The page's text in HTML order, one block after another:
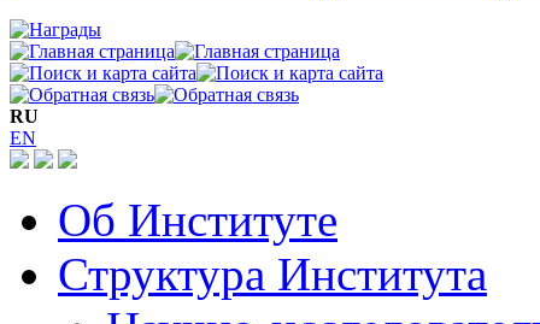
RU
EN
Об Институте
Структура Института